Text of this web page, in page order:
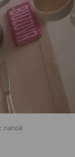
папой